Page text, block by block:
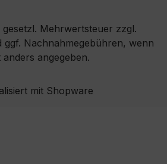
gesetzl. Mehrwertsteuer zzgl.
ggf. Nachnahmegebühren, wenn
anders angegeben.
mit Shopware